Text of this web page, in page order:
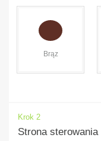
Brąz
Krok 2
Strona sterowania